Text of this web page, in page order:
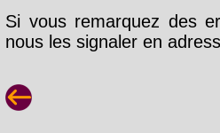
Si vous remarquez des
nous les signaler en